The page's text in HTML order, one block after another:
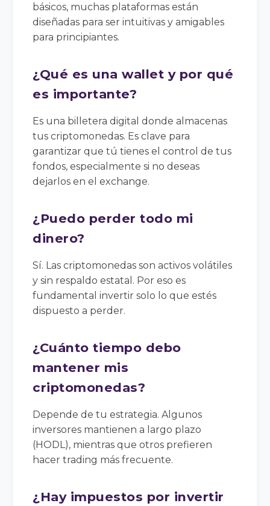
básicos, muchas plataformas están
diseñadas para ser intuitivas y amigables
para principiantes.
¿Qué es una wallet y por qué
es importante?
Es una billetera digital donde almacenas
tus criptomonedas. Es clave para
garantizar que tú tienes el control de tus
fondos, especialmente si no deseas
dejarlos en el exchange.
¿Puedo perder todo mi
dinero?
Sí. Las criptomonedas son activos volátiles
y sin respaldo estatal. Por eso es
fundamental invertir solo lo que estés
dispuesto a perder.
¿Cuánto tiempo debo
mantener mis
criptomonedas?
Depende de tu estrategia. Algunos
inversores mantienen a largo plazo
(HODL), mientras que otros prefieren
hacer trading más frecuente.
¿Hay impuestos por invertir